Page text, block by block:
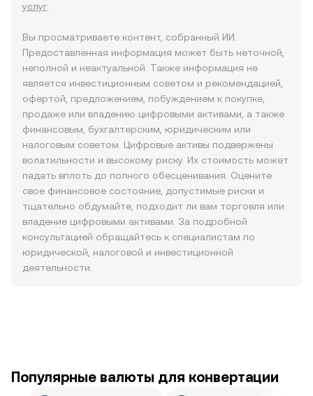
услуг.
Вы просматриваете контент, собранный ИИ.
Предоставленная информация может быть неточной,
неполной и неактуальной. Также информация не
является инвестиционным советом и рекомендацией,
офертой, предложением, побуждением к покупке,
продаже или владению цифровыми активами, а также
финансовым, бухгалтерским, юридическим или
налоговым советом. Цифровые активы подвержены
волатильности и высокому риску. Их стоимость может
падать вплоть до полного обесценивания. Оцените
свое финансовое состояние, допустимые риски и
тщательно обдумайте, подходит ли вам торговля или
владение цифровыми активами. За подробной
консультацией обращайтесь к специалистам по
юридической, налоговой и инвестиционной
деятельности.
Популярные валюты для конвертации